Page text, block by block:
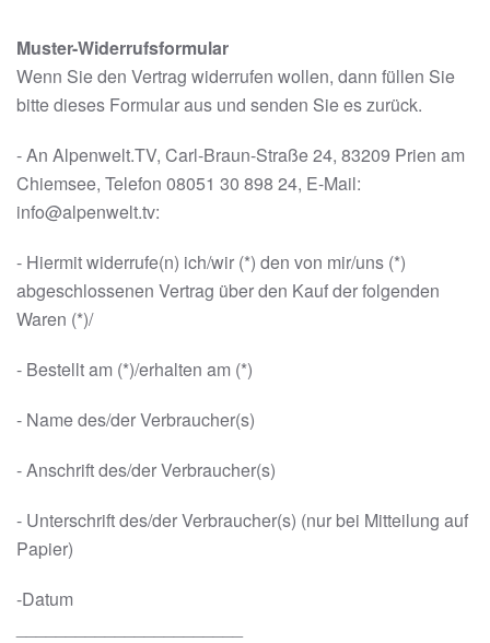
Muster-Widerrufsformular
Wenn Sie den Vertrag widerrufen wollen, dann füllen Sie
bitte dieses Formular aus und senden Sie es zurück.
- An Alpenwelt.TV, Carl-Braun-Straße 24, 83209 Prien am
Chiemsee, Telefon 08051 30 898 24, E-Mail:
info@alpenwelt.tv:
- Hiermit widerrufe(n) ich/wir (*) den von mir/uns (*)
abgeschlossenen Vertrag über den Kauf der folgenden
Waren (*)/
- Bestellt am (*)/erhalten am (*)
- Name des/der Verbraucher(s)
- Anschrift des/der Verbraucher(s)
- Unterschrift des/der Verbraucher(s) (nur bei Mitteilung auf
Papier)
-Datum